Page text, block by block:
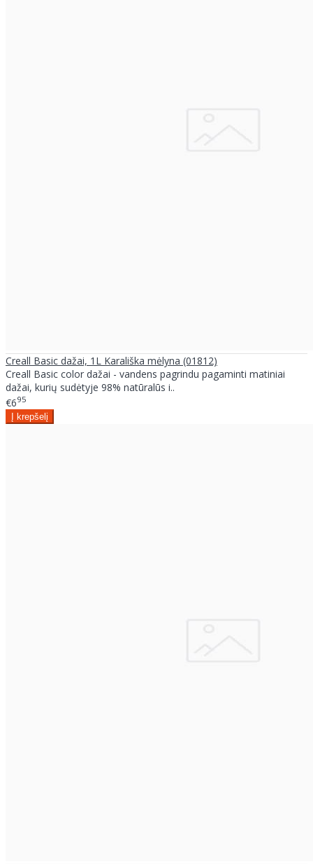
Creall Basic dažai, 1L Karališka mėlyna (01812)
Creall Basic color dažai - vandens pagrindu pagaminti matiniai
dažai, kurių sudėtyje 98% natūralūs i..
€695